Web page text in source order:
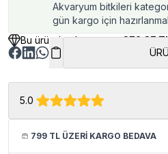
Akvaryum bitkileri
gün kargo için
Bu üründen kazancınız372.37
5.0
799 TL ÜZERİ KARGO BEDAVA